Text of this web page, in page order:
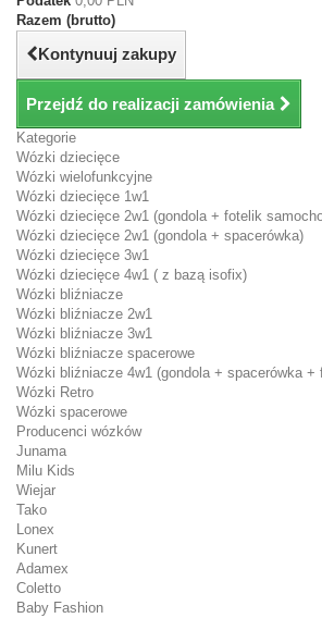
Razem (brutto)
Kontynuuj zakupy
Przejdź do realizacji zamówienia
Kategorie
Wózki dziecięce
Wózki wielofunkcyjne
Wózki dziecięce 1w1
Wózki dziecięce 2w1 (gondola + fotelik
Wózki dziecięce 2w1 (gondola + spacerówka)
Wózki dziecięce 3w1
Wózki dziecięce 4w1 ( z bazą isofix)
Wózki bliźniacze
Wózki bliźniacze 2w1
Wózki bliźniacze 3w1
Wózki bliźniacze spacerowe
Wózki bliźniacze 4w1 (gondola + spacerówka
Wózki Retro
Wózki spacerowe
Producenci wózków
Junama
Milu Kids
Wiejar
Tako
Lonex
Kunert
Adamex
Coletto
Baby Fashion